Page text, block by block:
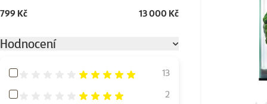
799 Kč 13 000 Kč
Hodnocení
Hodnocení 100%
13
Hodnocení 80%
2